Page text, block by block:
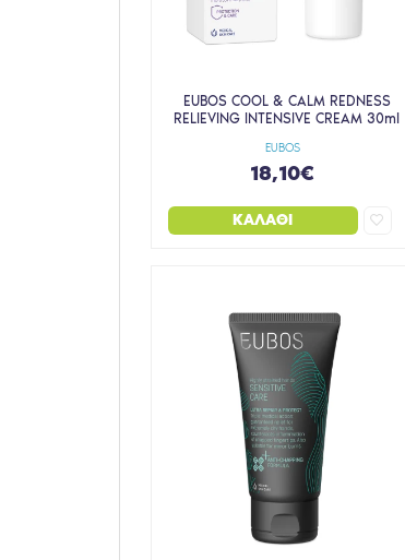
EUBOS
EUBOS COOL & CALM REDNESS
RELIEVING INTENSIVE CREAM 30ml
18,10€
ΚΑΛΆΘΙ